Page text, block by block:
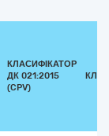
КЛАСИФІКАТОР
ДК 021:2015
(CPV)